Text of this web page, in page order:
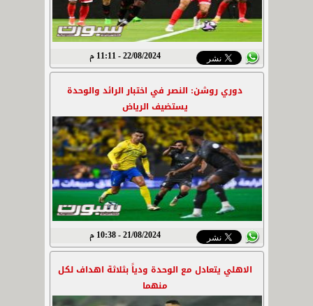
22/08/2024 - 11:11 م
دوري روشن: النصر في اختبار الرائد والوحدة
يستضيف الرياض
21/08/2024 - 10:38 م
الاهلي يتعادل مع الوحدة ودياً بثلاثة اهداف لكل
منهما